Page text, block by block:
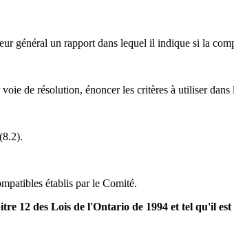
général un rapport dans lequel il indique si la
de résolution, énoncer les critères à utiliser dans
établis par le Comité.
12 des Lois de l'Ontario de 1994 et tel qu'il